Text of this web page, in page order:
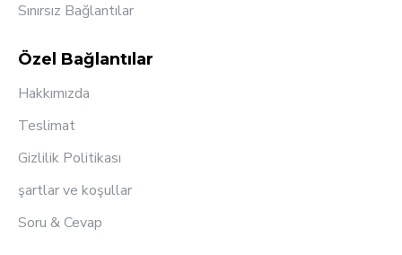
Sınırsız Bağlantılar
Özel Bağlantılar
Hakkımızda
Teslimat
Gizlilik Politikası
şartlar ve koşullar
Soru & Cevap